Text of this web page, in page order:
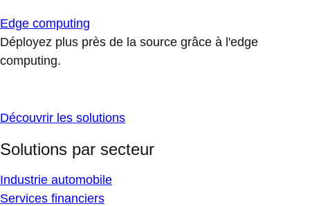
Edge computing
Déployez plus près de la source grâce à l'edge
computing.
Découvrir les solutions
Solutions par secteur
Industrie automobile
Services financiers